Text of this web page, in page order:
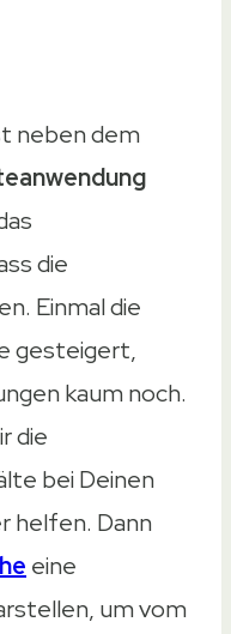
neben dem
die
Einmal die
gesteigert,
kaum noch.
die
bei Deinen
helfen. Dann
eine
um vom